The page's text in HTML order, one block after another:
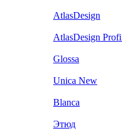
AtlasDesign
AtlasDesign
Glossa
Unica New
Blanca
Этюд